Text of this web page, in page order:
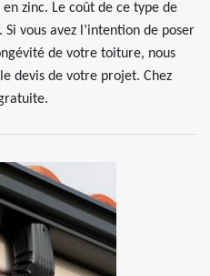
zinc. Le coût de ce type de
vous avez l’intention de poser
de votre toiture, nous
devis de votre projet. Chez